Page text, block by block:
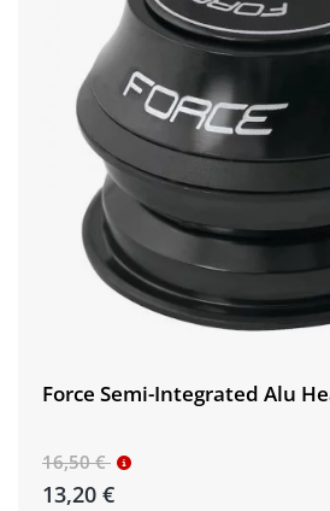
Force Semi-Integrated Alu
16,50 €
13,20 €